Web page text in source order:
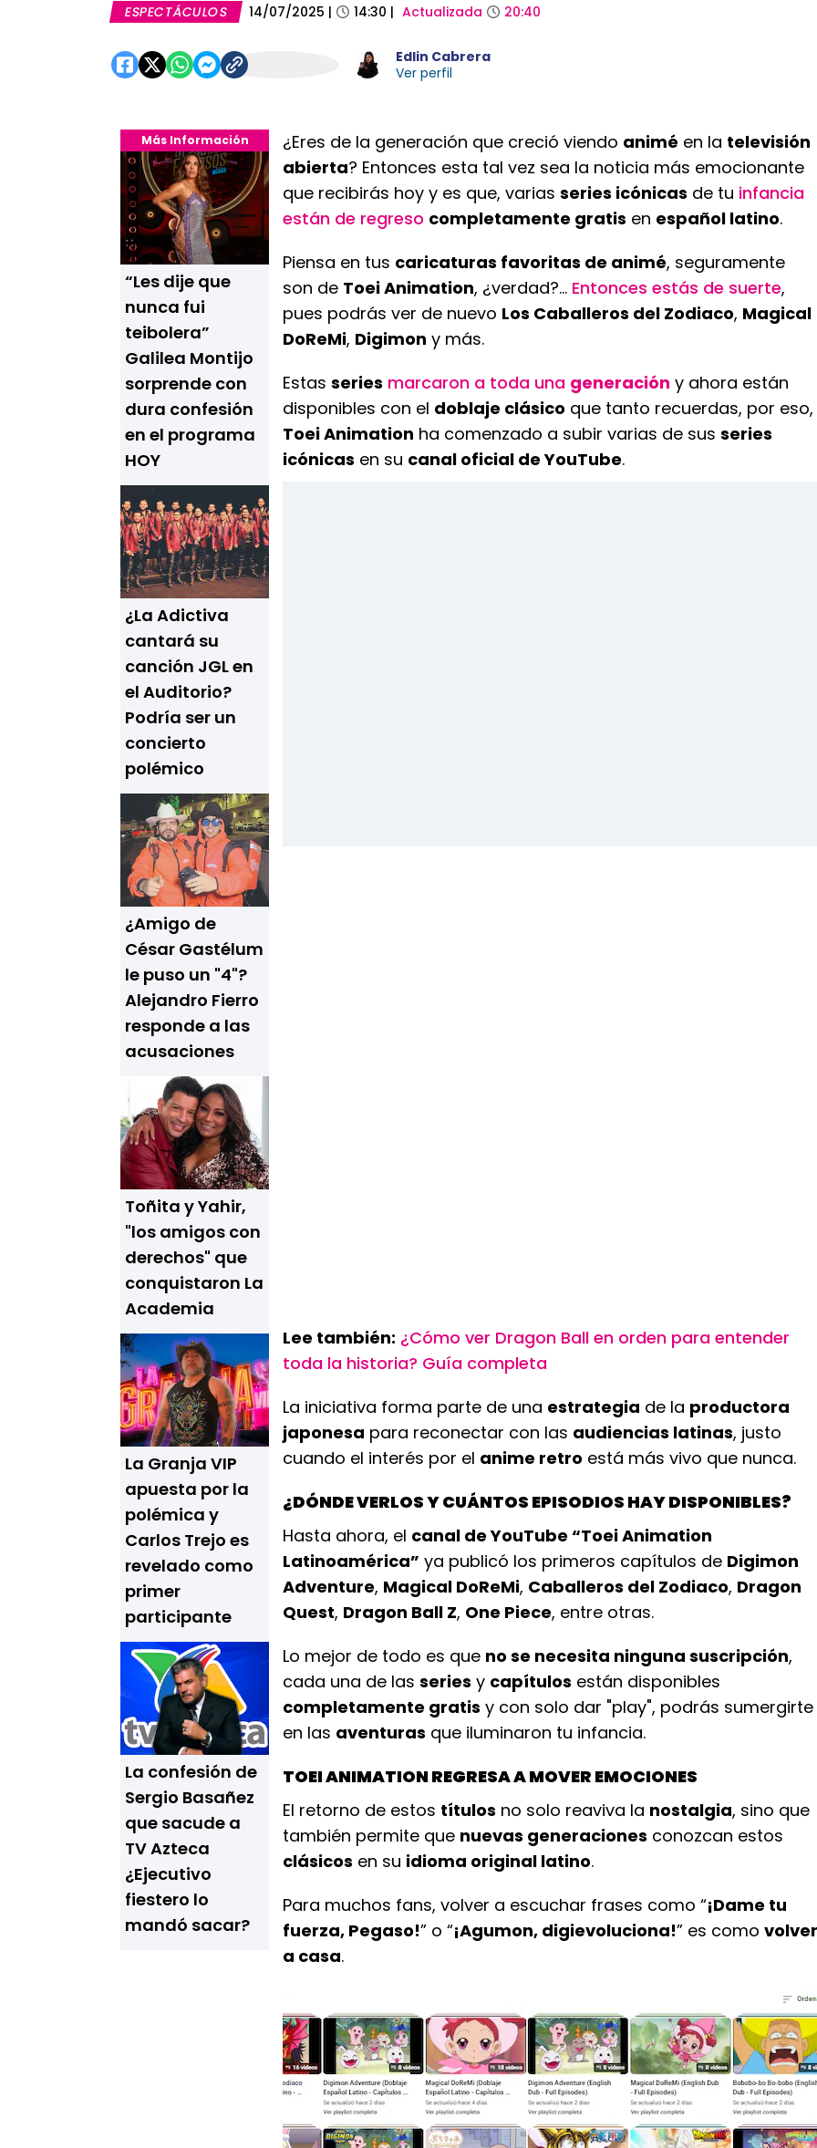
ESPECTÁCULOS 14/07/2025 | 14:30 | Actualizada 20:40
Edlin Cabrera
Ver perfil
Más Información
“Les dije que
nunca fui
teibolera”
Galilea Montijo
sorprende con
dura confesión
en el programa
HOY
¿La Adictiva
cantará su
canción JGL en
el Auditorio?
Podría ser un
concierto
polémico
¿Amigo de
César Gastélum
le puso un "4"?
Alejandro Fierro
responde a las
acusaciones
Toñita y Yahir,
"los amigos con
derechos" que
conquistaron La
Academia
La Granja VIP
apuesta por la
polémica y
Carlos Trejo es
revelado como
primer
participante
La confesión de
Sergio Basañez
que sacude a
TV Azteca
¿Ejecutivo
fiestero lo
mandó sacar?
¿Eres de la generación que creció viendo animé en la televisión
abierta? Entonces esta tal vez sea la noticia más emocionante
que recibirás hoy y es que, varias series icónicas de tu infancia
están de regreso completamente gratis en español latino.
Piensa en tus caricaturas favoritas de animé, seguramente
son de Toei Animation, ¿verdad?... Entonces estás de suerte,
pues podrás ver de nuevo Los Caballeros del Zodiaco, Magical
DoReMi, Digimon y más.
Estas series marcaron a toda una generación y ahora están
disponibles con el doblaje clásico que tanto recuerdas, por eso,
Toei Animation ha comenzado a subir varias de sus series
icónicas en su canal oficial de YouTube.
Lee también: ¿Cómo ver Dragon Ball en orden para entender
toda la historia? Guía completa
La iniciativa forma parte de una estrategia de la productora
japonesa para reconectar con las audiencias latinas, justo
cuando el interés por el anime retro está más vivo que nunca.
¿DÓNDE VERLOS Y CUÁNTOS EPISODIOS HAY DISPONIBLES?
Hasta ahora, el canal de YouTube “Toei Animation
Latinoamérica” ya publicó los primeros capítulos de Digimon
Adventure, Magical DoReMi, Caballeros del Zodiaco, Dragon
Quest, Dragon Ball Z, One Piece, entre otras.
Lo mejor de todo es que no se necesita ninguna suscripción,
cada una de las series y capítulos están disponibles
completamente gratis y con solo dar "play", podrás sumergirte
en las aventuras que iluminaron tu infancia.
TOEI ANIMATION REGRESA A MOVER EMOCIONES
El retorno de estos títulos no solo reaviva la nostalgia, sino que
también permite que nuevas generaciones conozcan estos
clásicos en su idioma original latino.
Para muchos fans, volver a escuchar frases como “¡Dame tu
fuerza, Pegaso!” o “¡Agumon, digievoluciona!” es como volver
a casa.